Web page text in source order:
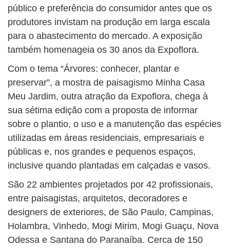
público e preferência do consumidor antes que os
produtores invistam na produção em larga escala
para o abastecimento do mercado. A exposição
também homenageia os 30 anos da Expoflora.
Com o tema “Árvores: conhecer, plantar e
preservar”, a mostra de paisagismo Minha Casa
Meu Jardim, outra atração da Expoflora, chega à
sua sétima edição com a proposta de informar
sobre o plantio, o uso e a manutenção das espécies
utilizadas em áreas residenciais, empresariais e
públicas e, nos grandes e pequenos espaços,
inclusive quando plantadas em calçadas e vasos.
São 22 ambientes projetados por 42 profissionais,
entre paisagistas, arquitetos, decoradores e
designers de exteriores, de São Paulo, Campinas,
Holambra, Vinhedo, Mogi Mirim, Mogi Guaçu, Nova
Odessa e Santana do Paranaíba. Cerca de 150